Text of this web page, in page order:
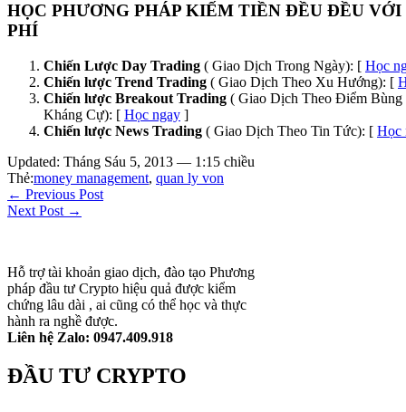
HỌC PHƯƠNG PHÁP KIẾM TIỀN ĐỀU ĐỀU
PHÍ
Chiến Lược Day Trading ( Giao Dịch Trong Ngày): [ Học
Chiến lược Trend Trading ( Giao Dịch Theo Xu Hướng): [
Chiến lược Breakout Trading ( Giao Dịch Theo Điểm Bùng
Kháng Cự): [ Học ngay ]
Chiến lược News Trading ( Giao Dịch Theo Tin Tức): [ Học
Updated: Tháng Sáu 5, 2013 — 1:15 chiều
Thẻ:money management, quan ly von
← Previous Post
Next Post →
Hỗ trợ tài khoản giao dịch, đào tạo Phương
pháp đầu tư Crypto hiệu quả được kiểm
chứng lâu dài , ai cũng có thể học và thực
hành ra nghề được.
Liên hệ Zalo: 0947.409.918
ĐẦU TƯ CRYPTO